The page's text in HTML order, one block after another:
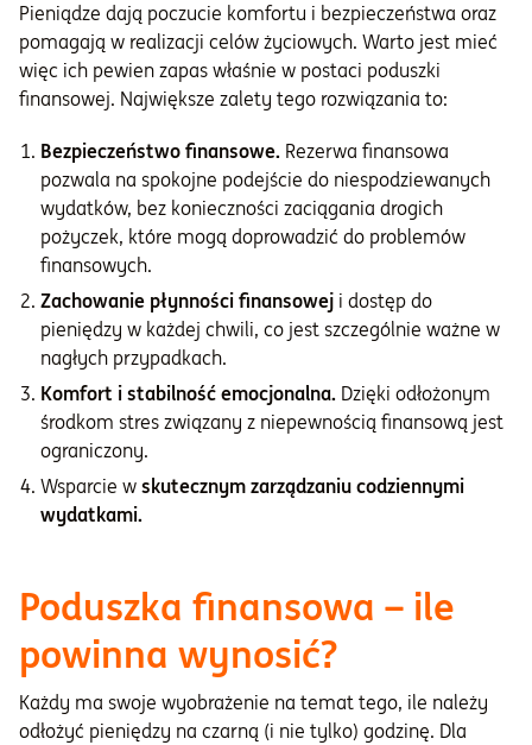
Pieniądze dają poczucie komfortu i bezpieczeństwa oraz
pomagają w realizacji celów życiowych. Warto jest mieć
więc ich pewien zapas właśnie w postaci poduszki
finansowej. Największe zalety tego rozwiązania to:
Bezpieczeństwo finansowe. Rezerwa finansowa
pozwala na spokojne podejście do niespodziewanych
wydatków, bez konieczności zaciągania drogich
pożyczek, które mogą doprowadzić do problemów
finansowych.
Zachowanie płynności finansowej i dostęp do
pieniędzy w każdej chwili, co jest szczególnie ważne w
nagłych przypadkach.
Komfort i stabilność emocjonalna. Dzięki odłożonym
środkom stres związany z niepewnością finansową jest
ograniczony.
Wsparcie w skutecznym zarządzaniu codziennymi
wydatkami.
Poduszka finansowa – ile
powinna wynosić?
Każdy ma swoje wyobrażenie na temat tego, ile należy
odłożyć pieniędzy na czarną (i nie tylko) godzinę. Dla